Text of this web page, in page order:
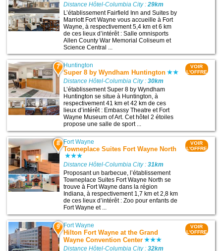
Distance Hôtel-Columbia City :29km
L’établissement Fairfield Inn and Suites by
Marriott Fort Wayne vous accueille à Fort
Wayne, à respectivement 5,4 km et 6 km
de ces lieux d’intérêt : Salle omnisports
Allen County War Memorial Coliseum et
Science Central ...
7 Huntington
Super 8 by Wyndham Huntington
Distance Hôtel-Columbia City :30km
L’établissement Super 8 by Wyndham
Huntington se situe à Huntington, à
respectivement 41 km et 42 km de ces
lieux d’intérêt : Embassy Theatre et Fort
Wayne Museum of Art. Cet hôtel 2 étoiles
propose une salle de sport ...
VOIR
L'OFFRE
8 Fort Wayne
Towneplace Suites Fort Wayne North
Distance Hôtel-Columbia City :31km
Proposant un barbecue, l’établissement
Towneplace Suites Fort Wayne North se
trouve à Fort Wayne dans la région
Indiana, à respectivement 1,7 km et 2,8 km
de ces lieux d’intérêt : Zoo pour enfants de
Fort Wayne et ...
VOIR
L'OFFRE
9 Fort Wayne
Hilton Fort Wayne at the Grand
Wayne Convention Center
Distance Hôtel-Columbia City :32km
VOIR
L'OFFRE